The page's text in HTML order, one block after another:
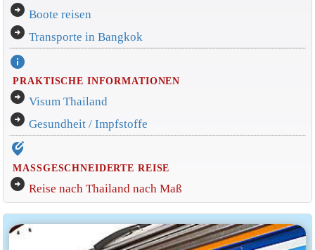
arrow_circle_right Boote reisen
arrow_circle_right Transporte in Bangkok
info
PRAKTISCHE INFORMATIONEN
arrow_circle_right Visum Thailand
arrow_circle_right Gesundheit / Impfstoffe
edit_location_alt
MASSGESCHNEIDERTE REISE
arrow_circle_right Reise nach Thailand nach Maß